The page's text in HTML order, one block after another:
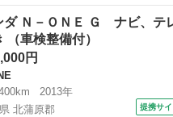
： Ｎ－ＯＮＥ ■ グレード名：
ッシースタイル ワンオーナー 純
N-ONE
ダ Ｎ－ＯＮＥ Ｇ ナビ、テ
（車検整備付）
円
2013年
北蒲原郡
提携サイ